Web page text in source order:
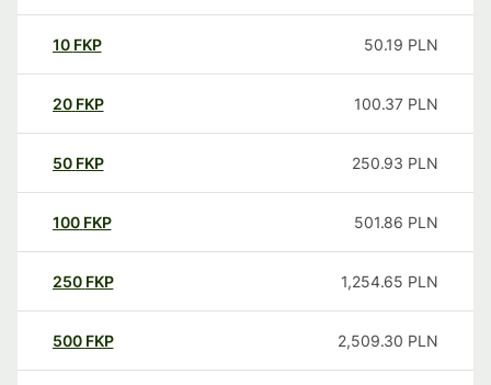
10 FKP 50.19 PLN
20 FKP 100.37 PLN
50 FKP 250.93 PLN
100 FKP 501.86 PLN
250 FKP 1,254.65 PLN
500 FKP 2,509.30 PLN